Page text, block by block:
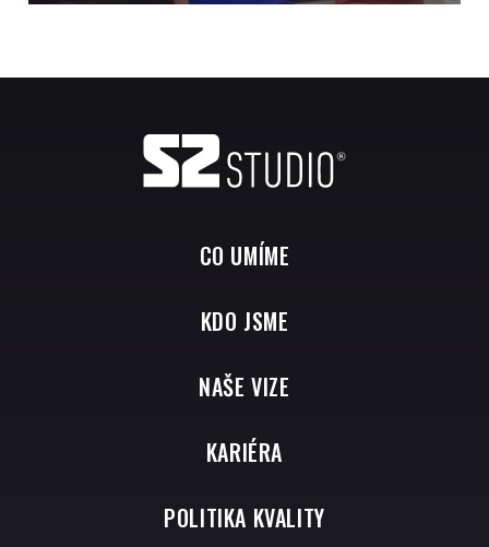
CO UMÍME
KDO JSME
NAŠE VIZE
KARIÉRA
POLITIKA KVALITY